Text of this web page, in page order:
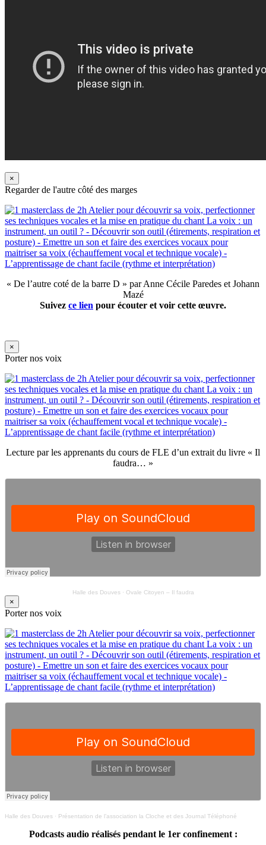
×
Regarder de l'autre côté des marges
« De l’autre coté de la barre D » par Anne Cécile Paredes et Johann
Mazé
Suivez ce lien pour écouter et voir cette œuvre.
×
Porter nos voix
Lecture par les apprenants du cours de FLE d’un extrait du livre « Il
faudra… »
Halle des Douves· Ovale Citoyen – Il faudra
×
Porter nos voix
Halle des Douves · Présentation de l’association la Cloche et des Journal Téléphoné
Podcasts audio réalisés pendant le 1er confinement :